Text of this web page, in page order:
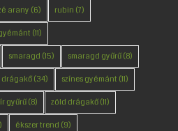
arany (6) rubin (7)
(11)
smaragd (15) smaragd gyűrű(8)
drágakő(34) színes gyémánt (11)
gyűrű(8) zöld drágakő(11)
ékszer trend (9)